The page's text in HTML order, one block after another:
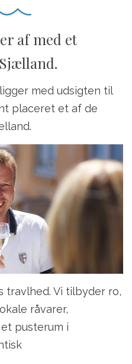
af med et
med udsigten til
placeret et af de
travlhed. Vi tilbyder ro,
råvarer,
pusterum i